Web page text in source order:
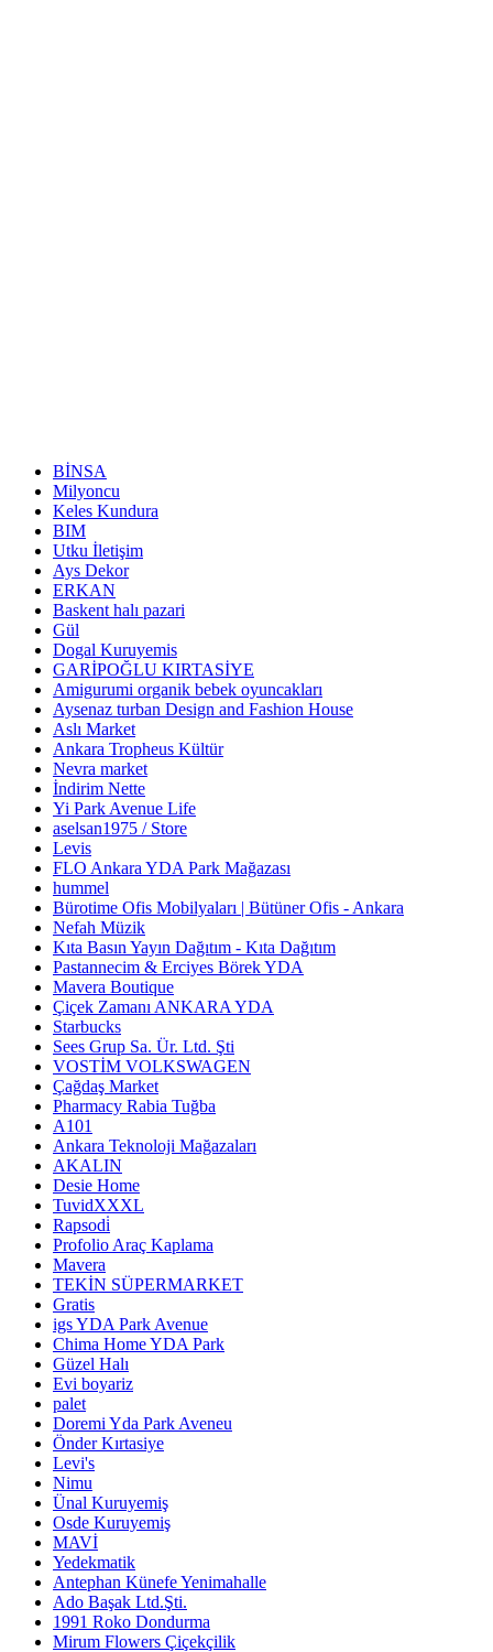
BİNSA
Milyoncu
Keles Kundura
BIM
Utku İletişim
Ays Dekor
ERKAN
Baskent halı pazari
Gül
Dogal Kuruyemis
GARİPOĞLU KIRTASİYE
Amigurumi organik bebek oyuncakları
Aysenaz turban Design and Fashion House
Aslı Market
Ankara Tropheus Kültür
Nevra market
İndirim Nette
Yi Park Avenue Life
aselsan1975 / Store
Levis
FLO Ankara YDA Park Mağazası
hummel
Bürotime Ofis Mobilyaları | Bütüner Ofis - Ankara
Nefah Müzik
Kıta Basın Yayın Dağıtım - Kıta Dağıtım
Pastannecim & Erciyes Börek YDA
Mavera Boutique
Çiçek Zamanı ANKARA YDA
Starbucks
Sees Grup Sa. Ür. Ltd. Şti
VOSTİM VOLKSWAGEN
Çağdaş Market
Pharmacy Rabia Tuğba
A101
Ankara Teknoloji Mağazaları
AKALIN
Desie Home
TuvidXXXL
Rapsodi̇
Profolio Araç Kaplama
Mavera
TEKİN SÜPERMARKET
Gratis
igs YDA Park Avenue
Chima Home YDA Park
Güzel Halı
Evi boyariz
palet
Doremi Yda Park Aveneu
Önder Kırtasiye
Levi's
Nimu
Ünal Kuruyemiş
Osde Kuruyemiş
MAVİ
Yedekmatik
Antephan Künefe Yenimahalle
Ado Başak Ltd.Şti.
1991 Roko Dondurma
Mirum Flowers Çiçekçilik